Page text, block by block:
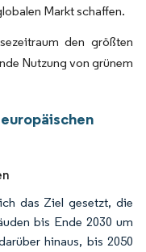
Markt schaffen.
den größten
Nutzung von grünem
das Ziel gesetzt, die
bis Ende 2030 um
hinaus, bis 2050